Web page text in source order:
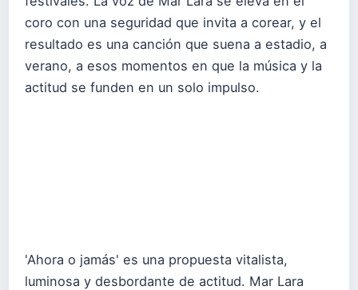
coro con una seguridad que invita a corear, y el
resultado es una canción que suena a estadio, a
verano, a esos momentos en que la música y la
actitud se funden en un solo impulso.
'Ahora o jamás' es una propuesta vitalista,
luminosa y desbordante de actitud. Mar Lara